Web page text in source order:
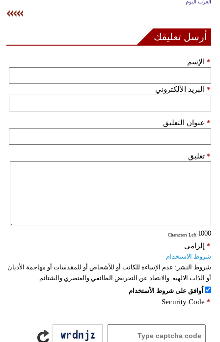
ديكور
مرأة
وتكنولوجيا
العرب اليوم
أرسل تعليقك
الإسم *
البريد الألكتروني *
عنوان التعليق *
تعليق *
: Characters Left
إلزامي *
شروط الاستخدام
شروط النشر: عدم الإساءة للكاتب أو للأشخاص أو للمقدسات أو مهاجمة الأديان
أو الذات الالهية. والابتعاد عن التحريض الطائفي والعنصري والشتائم.
اُوافق على شروط الأستخدام
Security Code *